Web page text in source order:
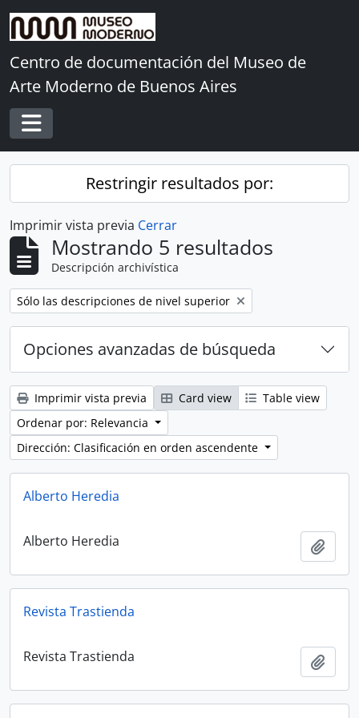
Skip to main content
Centro de documentación del Museo de
Arte Moderno de Buenos Aires
Toggle navigation
Restringir resultados por:
Imprimir vista previa Cerrar
Mostrando 5 resultados
Descripción archivística
Remove filter:
Sólo las descripciones de nivel superior
Opciones avanzadas de búsqueda
Imprimir vista previa Card view
Table view
Ordenar por: Relevancia
Dirección: Clasificación en orden ascendente
Alberto Heredia
Alberto Heredia
Revista Trastienda
Revista Trastienda